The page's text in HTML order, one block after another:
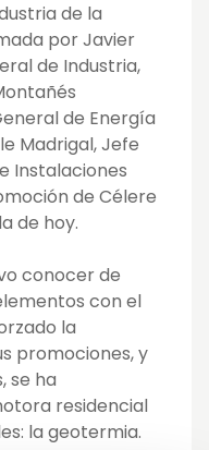
de la
por Javier
de Industria,
de Energía
Madrigal, Jefe
Instalaciones
de Célere
de hoy.
conocer de
con el
la
promociones, y
se ha
residencial
la geotermia.